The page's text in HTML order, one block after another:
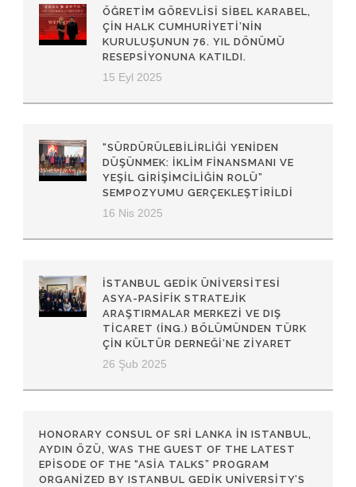
ÖĞRETIM GÖREVLISI SIBEL KARABEL,
ÇIN HALK CUMHURIYETI’NIN
KURULUŞUNUN 76. YIL DÖNÜMÜ
RESEPSIYONUNA KATILDI.
15 Eyl 2025
“SÜRDÜRÜLEBILIRLIĞI YENIDEN
DÜŞÜNMEK: İKLIM FINANSMANI VE
YEŞIL GIRIŞIMCILIĞIN ROLÜ”
SEMPOZYUMU GERÇEKLEŞTIRILDI
16 Nis 2025
İSTANBUL GEDIK ÜNIVERSITESI
ASYA-PASIFIK STRATEJIK
ARAŞTIRMALAR MERKEZI VE DIŞ
TICARET (İNG.) BÖLÜMÜNDEN TÜRK
ÇIN KÜLTÜR DERNEĞI’NE ZIYARET
26 Şub 2025
HONORARY CONSUL OF SRI LANKA IN ISTANBUL,
AYDIN ÖZÜ, WAS THE GUEST OF THE LATEST
EPISODE OF THE “ASIA TALKS” PROGRAM
ORGANIZED BY ISTANBUL GEDIK UNIVERSITY’S